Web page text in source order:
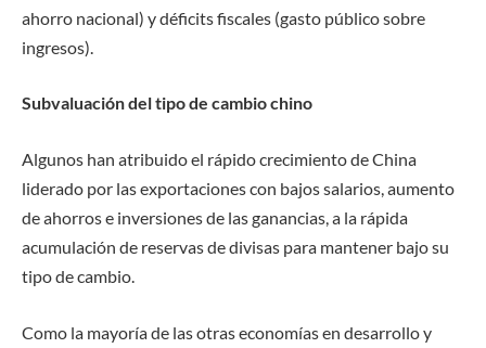
ahorro nacional) y déficits fiscales (gasto público sobre
ingresos).
Subvaluación del tipo de cambio chino
Algunos han atribuido el rápido crecimiento de China
liderado por las exportaciones con bajos salarios, aumento
de ahorros e inversiones de las ganancias, a la rápida
acumulación de reservas de divisas para mantener bajo su
tipo de cambio.
Como la mayoría de las otras economías en desarrollo y